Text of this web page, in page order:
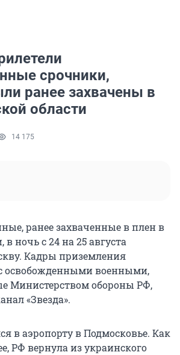
срочники,
ранее захвачены в
области
14 175
ранее захваченные в плен в
в ночь с 24 на 25 августа
Кадры приземления
освобожденными военными,
Министерством обороны РФ,
«Звезда».
в аэропорту в Подмосковье. Как
РФ вернула из украинского